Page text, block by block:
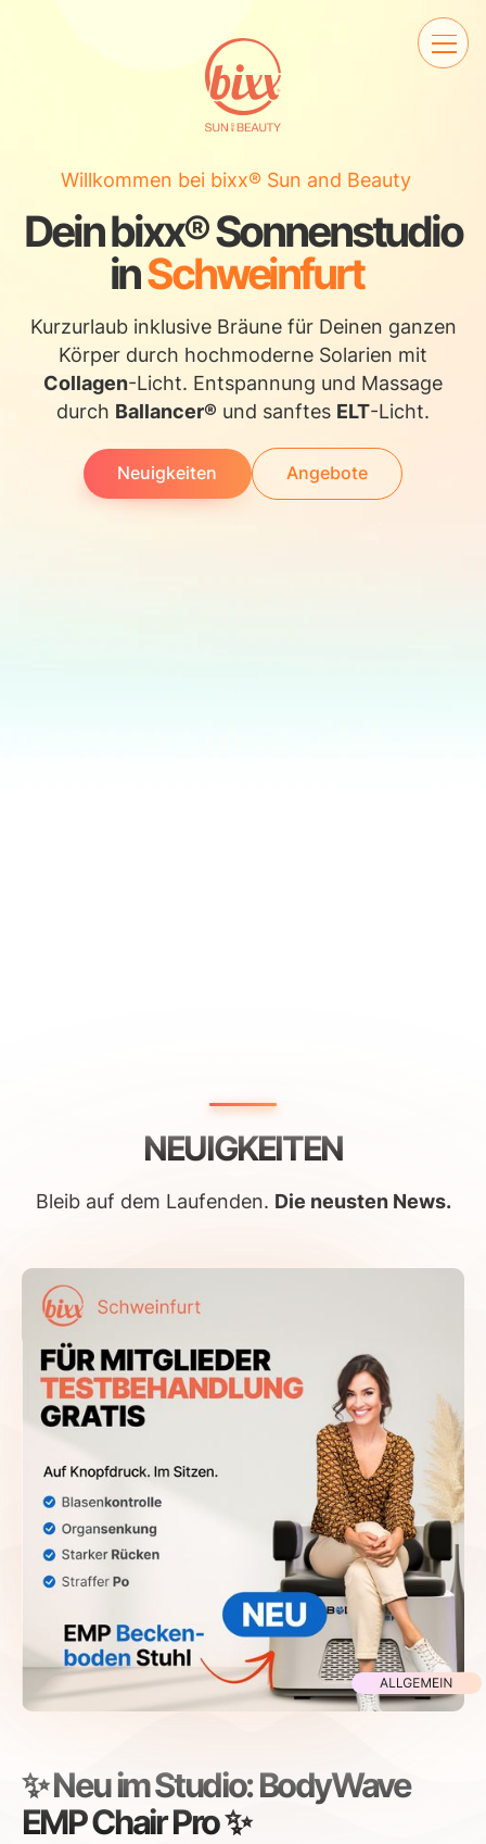
Willkommen bei bixx® Sun and Beauty
Dein bixx® Sonnenstudio
inSchweinfurt
Kurzurlaub inklusive Bräune für Deinen ganzen
Körper durch hochmoderne Solarien mit
Collagen-Licht. Entspannung und Massage
durch Ballancer® und sanftes ELT-Licht.
Neuigkeiten Angebote
NEUIGKEITEN
Bleib auf dem Laufenden. Die neusten News.
✨ Neu im Studio: BodyWave
EMP Chair Pro ✨